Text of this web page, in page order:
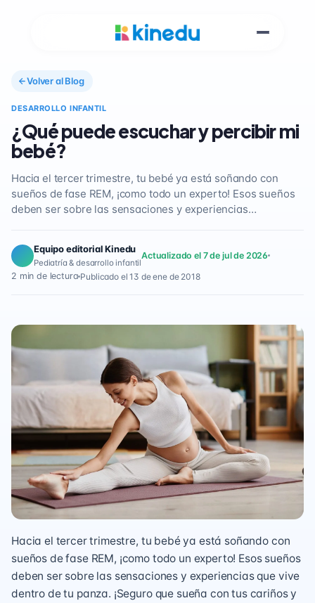
Volver al Blog
DESARROLLO INFANTIL
¿Qué puede escuchar y percibir mi
bebé?
Hacia el tercer trimestre, tu bebé ya está soñando con
sueños de fase REM, ¡como todo un experto! Esos sueños
deben ser sobre las sensaciones y experiencias…
Equipo editorial Kinedu
Pediatría & desarrollo infantil
Actualizado el 7 de jul de 2026
2 min de lectura Publicado el 13 de ene de 2018
Hacia el tercer trimestre, tu bebé ya está soñando con
sueños de fase REM, ¡como todo un experto! Esos sueños
deben ser sobre las sensaciones y experiencias que vive
dentro de tu panza. ¡Seguro que sueña con tus cariños y